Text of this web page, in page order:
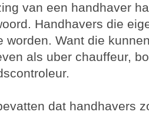
van een handhaver
Handhavers die
worden. Want die
als uber chauffeur,
dat handhavers